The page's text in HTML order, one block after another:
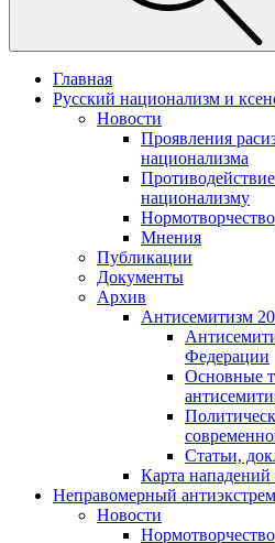
Главная
Русский национализм и
Новости
Проявления
национализма
национализму
Нормотворчество
Мнения
Публикации
Документы
Архив
Антисемитизм
Федерации
Основные
Статьи,
Карта
Неправомерный
Новости
Нормотворчество